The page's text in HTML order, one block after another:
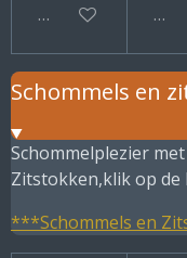
Bekijk details
Schommels en
Schommelplezier
Zitstokken,klik op
***Schommels en